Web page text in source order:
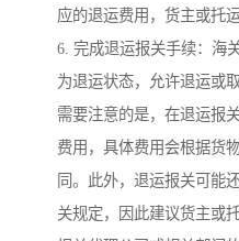
应的退运费用，货主或托
6. 完成退运报关手续：海
为退运状态，允许退运或取
需要注意的是，在退运报
费用，具体费用会根据货
同。此外，退运报关可能
关规定，因此建议货主或